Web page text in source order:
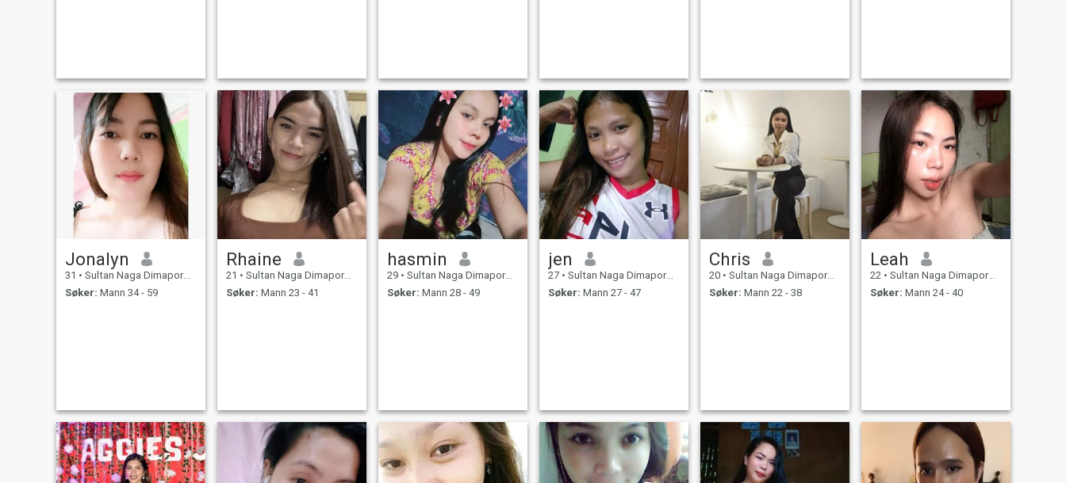
Jonalyn
31 • Sultan Naga Dimaporo, Lanao del Norte, Filippinene
Søker: Mann 34 - 59
Rhaine
21 • Sultan Naga Dimaporo, Lanao del Norte, Filippinene
Søker: Mann 23 - 41
hasmin
29 • Sultan Naga Dimaporo, Lanao del Norte, Filippinene
Søker: Mann 28 - 49
jen
27 • Sultan Naga Dimaporo, Lanao del Norte, Filippinene
Søker: Mann 27 - 47
Chris
20 • Sultan Naga Dimaporo, Lanao del Norte, Filippinene
Søker: Mann 22 - 38
Leah
22 • Sultan Naga Dimaporo, Lanao del Norte, Filippinene
Søker: Mann 24 - 40